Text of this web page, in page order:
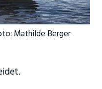
Mathilde Berger